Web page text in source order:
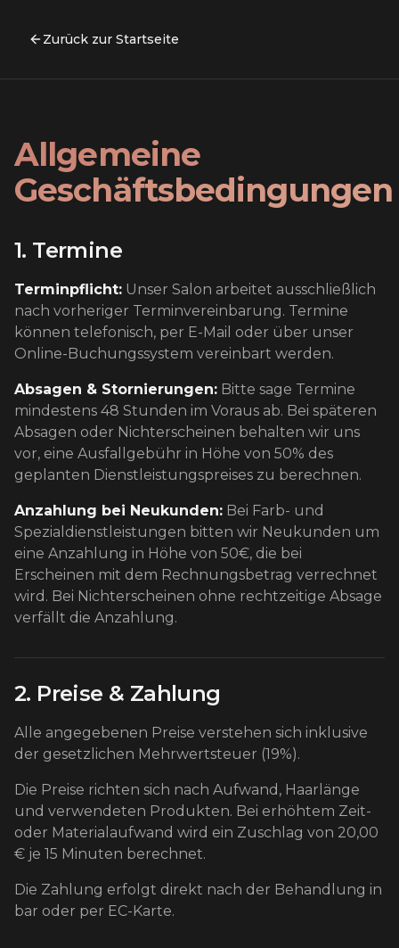
Zurück zur Startseite
Allgemeine
Geschäftsbedingungen
1. Termine
Terminpflicht: Unser Salon arbeitet ausschließlich
nach vorheriger Terminvereinbarung. Termine
können telefonisch, per E-Mail oder über unser
Online-Buchungssystem vereinbart werden.
Absagen & Stornierungen: Bitte sage Termine
mindestens 48 Stunden im Voraus ab. Bei späteren
Absagen oder Nichterscheinen behalten wir uns
vor, eine Ausfallgebühr in Höhe von 50% des
geplanten Dienstleistungspreises zu berechnen.
Anzahlung bei Neukunden: Bei Farb- und
Spezialdienstleistungen bitten wir Neukunden um
eine Anzahlung in Höhe von 50€, die bei
Erscheinen mit dem Rechnungsbetrag verrechnet
wird. Bei Nichterscheinen ohne rechtzeitige Absage
verfällt die Anzahlung.
2. Preise & Zahlung
Alle angegebenen Preise verstehen sich inklusive
der gesetzlichen Mehrwertsteuer (19%).
Die Preise richten sich nach Aufwand, Haarlänge
und verwendeten Produkten. Bei erhöhtem Zeit-
oder Materialaufwand wird ein Zuschlag von 20,00
€ je 15 Minuten berechnet.
Die Zahlung erfolgt direkt nach der Behandlung in
bar oder per EC-Karte.